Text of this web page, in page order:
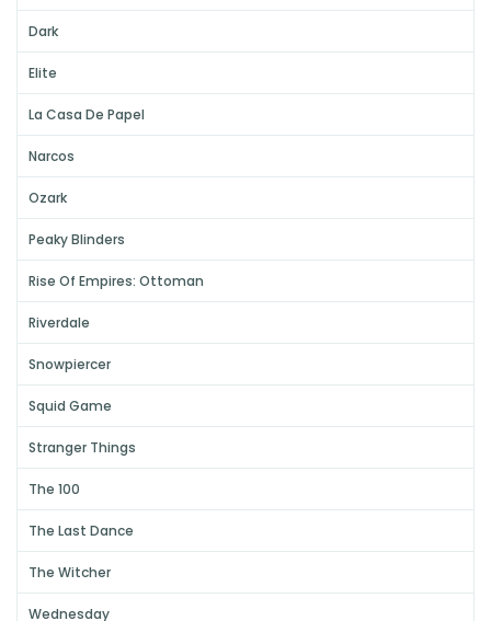
Dark
Elite
La Casa De Papel
Narcos
Ozark
Peaky Blinders
Rise Of Empires: Ottoman
Riverdale
Snowpiercer
Squid Game
Stranger Things
The 100
The Last Dance
The Witcher
Wednesday